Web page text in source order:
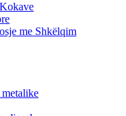
me Shkëlqim